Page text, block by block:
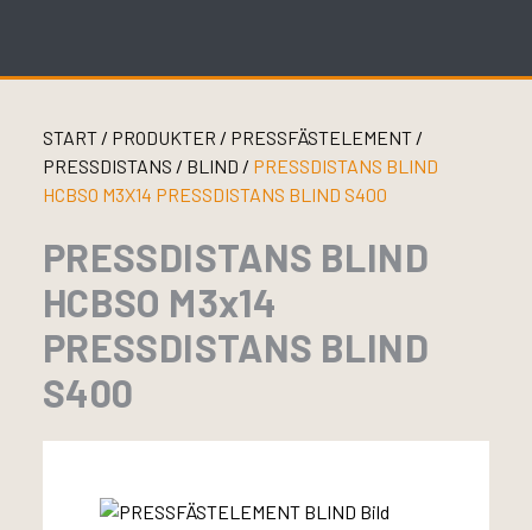
START/ PRODUKTER / PRESSFÄSTELEMENT /
PRESSDISTANS / BLIND / PRESSDISTANS BLIND
HCBSO M3X14 PRESSDISTANS BLIND S400
PRESSDISTANS BLIND
HCBSO M3x14
PRESSDISTANS BLIND
S400